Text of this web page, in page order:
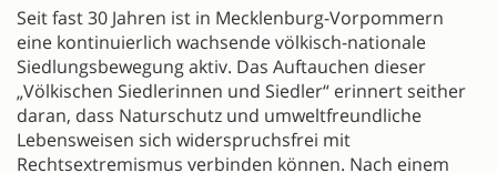
Seit fast 30 Jahren ist in Mecklenburg-Vorpommern
eine kontinuierlich wachsende völkisch-nationale
Siedlungsbewegung aktiv. Das Auftauchen dieser
„Völkischen Siedlerinnen und Siedler“ erinnert seither
daran, dass Naturschutz und umweltfreundliche
Lebensweisen sich widerspruchsfrei mit
Rechtsextremismus verbinden können. Nach einem